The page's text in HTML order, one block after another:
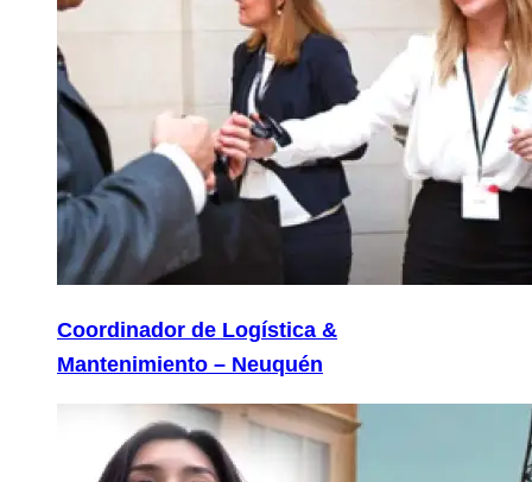
Coordinador de Logística &
Mantenimiento – Neuquén